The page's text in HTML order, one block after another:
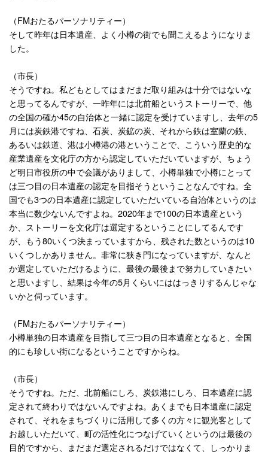
（FMおたるパーソナリティー）
そして昨年は日本遺産、よく小樽の街でも聞こえるようになりま
した。
（市長）
そうですね。私どもとしてはまだまだ取り組みは十分ではないな
と思ってるんですが、一昨年には北前船というストーリーで、他
の全国の確か45の自治体と一緒に認定を受けていますし、去年の5
月には炭鉄港ですね、石炭、炭鉱の炭、それから鉄は室蘭の鉄、
あるいは鉄道、港は小樽港の港ということで、こういう歴史的な
産業遺産を文化庁の方から認定していただいていますが、ちょう
ど明日市役所の中で会議がありまして、小樽単独で小樽にとって
は三つ目の日本遺産の認定を目指そうということなんですね。全
国でも3つの日本遺産に認定していただいている自治体というのは
本当に数少ないんですよね。 2020年まで100の日本遺産という
か、ストーリーを文化庁は選定するということにしてるんです
が、もう80いくつ決まっていますから、残された数というのは10
いくつしかありません。非常に狭き門になっていますが、なんと
か選定していただけるように、最後の最後まで努力していきたい
と思いますし、結果は今年の5月くらいにははっきりするんじゃな
いかと伺っています。
（FMおたるパーソナリティー）
小樽単独の日本遺産を目指して三つ目の日本遺産となると、全国
的にも珍しい街になるということですからね。
（市長）
そうですね。ただ、北前船にしろ、炭鉄港にしろ、日本遺産に認
定されて終わりではないんですよね。あくまでも日本遺産に認定
されて、それをまちづくりに活用して多くの方々に観光客として
お越しいただいて、町の活性化につなげていくというのは最後の
目的ですから、まだまだ選定されるだけではなくて、しっかりま